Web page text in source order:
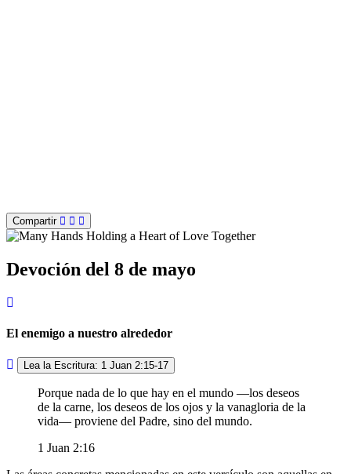
Compartir
Devoción del 8 de mayo
El enemigo a nuestro alrededor
Lea la Escritura: 1 Juan 2:15-17
Porque nada de lo que hay en el mundo ―los deseos
de la carne, los deseos de los ojos y la vanagloria de la
vida― proviene del Padre, sino del mundo.
1 Juan 2:16